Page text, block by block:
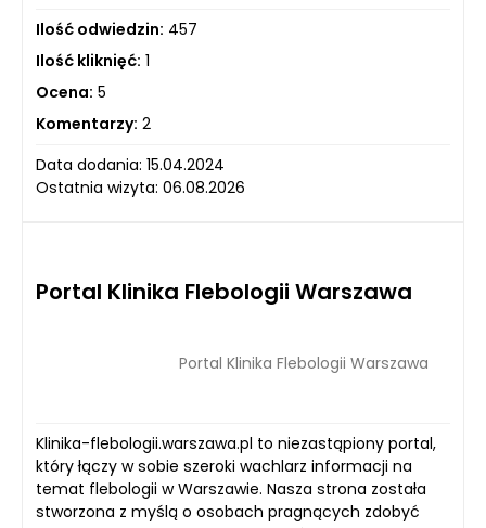
Ilość odwiedzin: 457
Ilość kliknięć: 1
Ocena: 5
Komentarzy: 2
Data dodania: 15.04.2024
Ostatnia wizyta: 06.08.2026
Portal Klinika Flebologii Warszawa
Portal Klinika Flebologii Warszawa
Klinika-flebologii.warszawa.pl to niezastąpiony portal,
który łączy w sobie szeroki wachlarz informacji na
temat flebologii w Warszawie. Nasza strona została
stworzona z myślą o osobach pragnących zdobyć